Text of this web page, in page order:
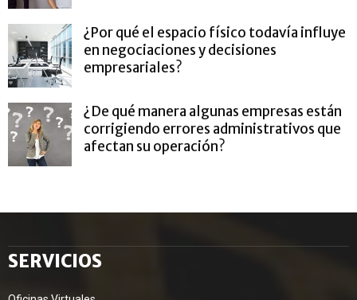
¿Por qué el espacio físico todavía influye
en negociaciones y decisiones
empresariales?
¿De qué manera algunas empresas están
corrigiendo errores administrativos que
afectan su operación?
SERVICIOS